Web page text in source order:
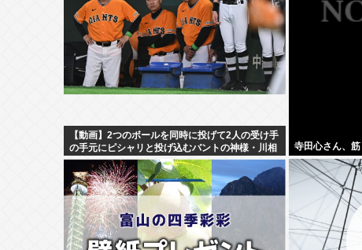
【動画】2つのボールを同時に投げて2人の受け手
の手元にピシャリと投げ込むバントの神様・川相
の異次元キャッチボールがこちら
寺田心さん、